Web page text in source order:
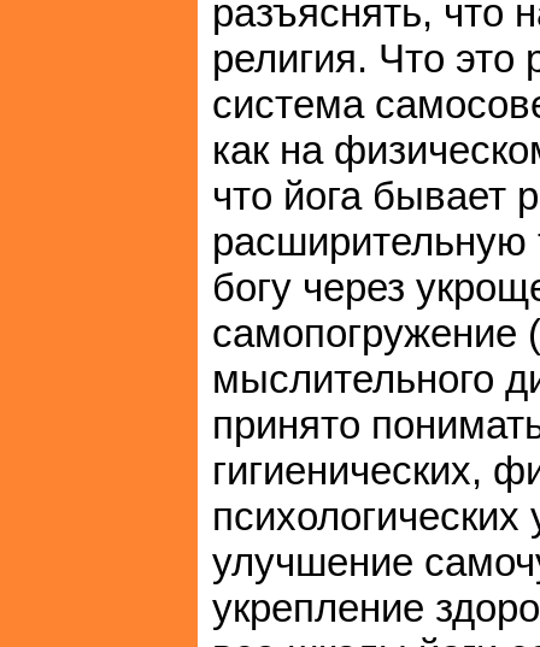
разъяснять, что
религия. Что это
система
как на
что йога бывает
расширительную
богу через
самопогружение
мыслительного
принято
гигиенических,
улучшение
укрепление